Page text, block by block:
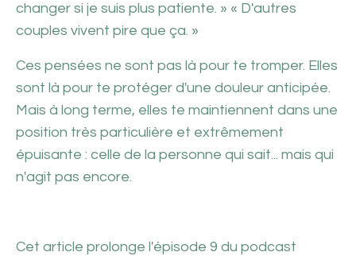
changer si je suis plus patiente. » « D'autres
couples vivent pire que ça. »
Ces pensées ne sont pas là pour te tromper. Elles
sont là pour te protéger d'une douleur anticipée.
Mais à long terme, elles te maintiennent dans une
position très particulière et extrêmement
épuisante : celle de la personne qui sait... mais qui
n'agit pas encore.
Cet article prolonge l'épisode 9 du podcast